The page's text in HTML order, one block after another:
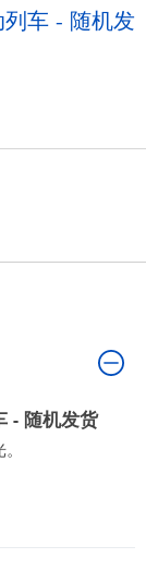
车 - 随机发
- 随机发货